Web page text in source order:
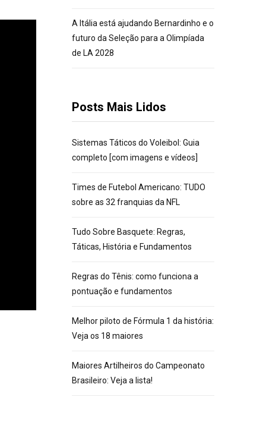
A Itália está ajudando Bernardinho e o
futuro da Seleção para a Olimpíada
de LA 2028
Posts Mais Lidos
Sistemas Táticos do Voleibol: Guia
completo [com imagens e vídeos]
Times de Futebol Americano: TUDO
sobre as 32 franquias da NFL
Tudo Sobre Basquete: Regras,
Táticas, História e Fundamentos
Regras do Tênis: como funciona a
pontuação e fundamentos
Melhor piloto de Fórmula 1 da história:
Veja os 18 maiores
Maiores Artilheiros do Campeonato
Brasileiro: Veja a lista!